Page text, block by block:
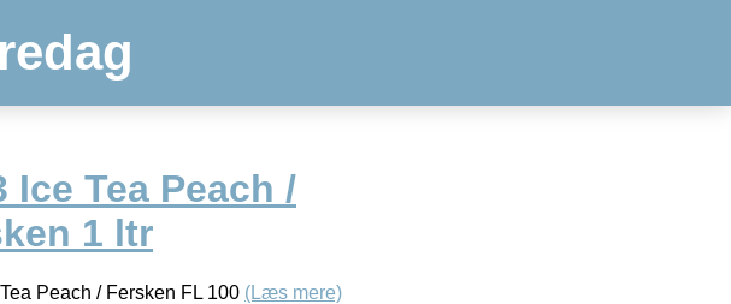
Ice Tea Peach /
1 ltr
Peach / Fersken FL 100 (Læs mere)